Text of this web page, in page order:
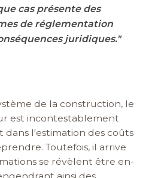
cas présente des
de réglementation
juridiques."
de la construction, le
est incontestablement
dans l'estimation des coûts
Toutefois, il arrive
se révèlent être en-
ainsi des